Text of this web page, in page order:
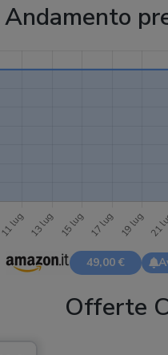
Andamento
49,00 €
Offerte